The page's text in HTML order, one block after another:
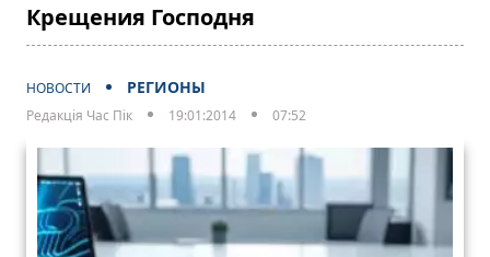
Крещения Господня
НОВОСТИ РЕГИОНЫ
Редакція Час Пік 19:01:2014 07:52